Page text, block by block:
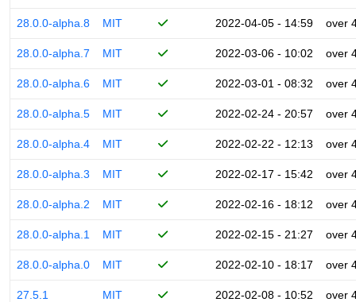
28.0.0-alpha.8 MIT 2022-04-05 - 14:59 over
28.0.0-alpha.7 MIT 2022-03-06 - 10:02 over
28.0.0-alpha.6 MIT 2022-03-01 - 08:32 over
28.0.0-alpha.5 MIT 2022-02-24 - 20:57 over
28.0.0-alpha.4 MIT 2022-02-22 - 12:13 over
28.0.0-alpha.3 MIT 2022-02-17 - 15:42 over
28.0.0-alpha.2 MIT 2022-02-16 - 18:12 over
28.0.0-alpha.1 MIT 2022-02-15 - 21:27 over
28.0.0-alpha.0 MIT 2022-02-10 - 18:17 over
27.5.1 MIT 2022-02-08 - 10:52 over